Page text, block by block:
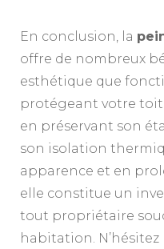
En conclusion, la
offre de nombreux
esthétique que
protégeant votre
en préservant son
son isolation
apparence et en
elle constitue un
tout propriétaire
habitation.